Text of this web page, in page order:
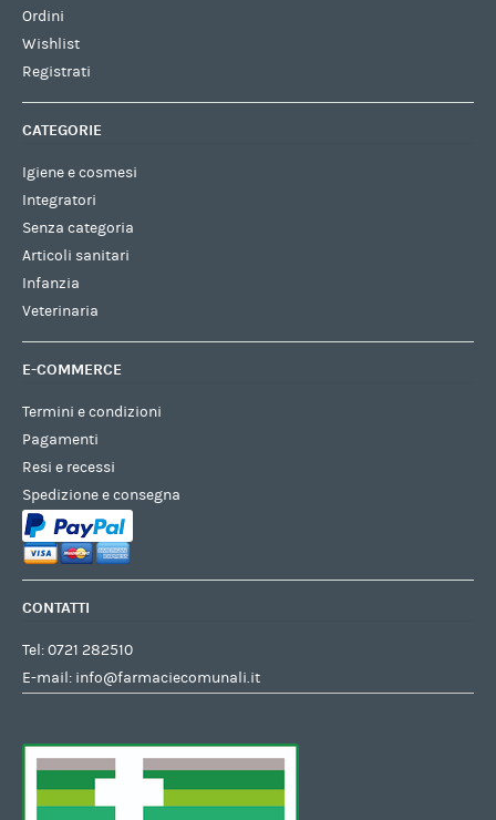
Ordini
Wishlist
Registrati
CATEGORIE
Igiene e cosmesi
Integratori
Senza categoria
Articoli sanitari
Infanzia
Veterinaria
E-COMMERCE
Termini e condizioni
Pagamenti
Resi e recessi
Spedizione e consegna
CONTATTI
Tel:0721 282510
E-mail: info@farmaciecomunali.it